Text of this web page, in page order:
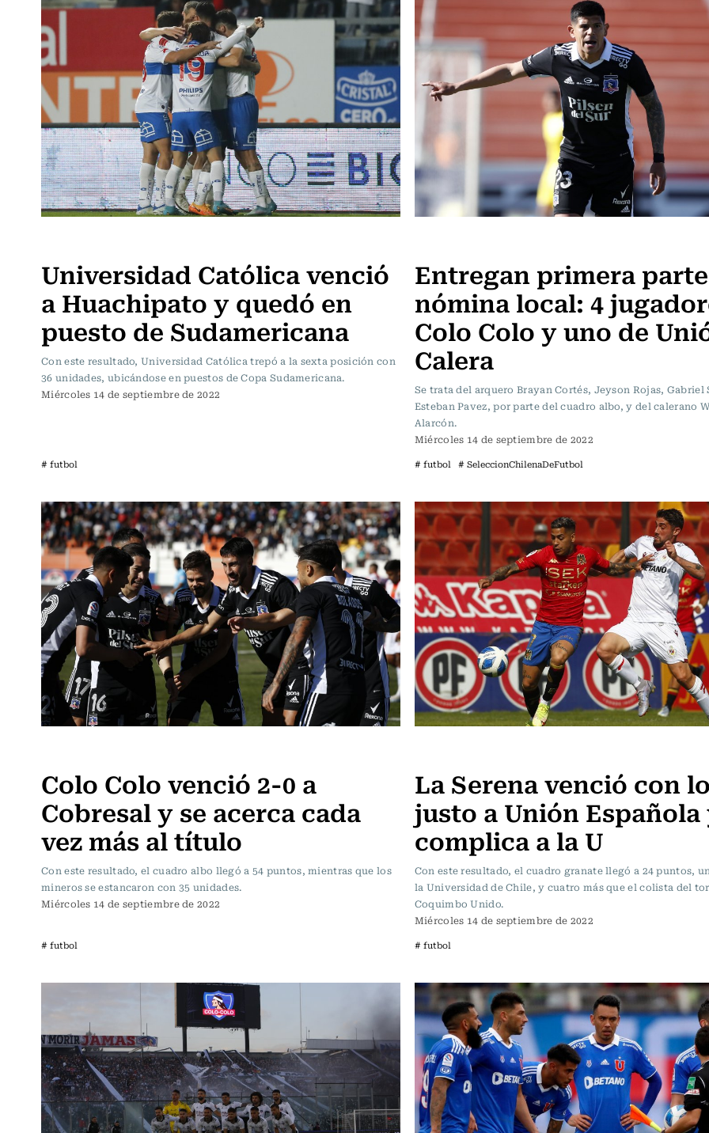
Universidad Católica venció
a Huachipato y quedó en
puesto de Sudamericana
Con este resultado, Universidad Católica trepó a la sexta posición con
36 unidades, ubicándose en puestos de Copa Sudamericana.
Miércoles 14 de septiembre de 2022
# futbol
Entregan primera
nómina local: 4
Colo Colo y uno de
Calera
Se trata del arquero Brayan Cortés, Jeyson Rojas, Gabriel
Esteban Pavez, por parte del cuadro albo, y del calerano
Alarcón.
Miércoles 14 de septiembre de 2022
# futbol # SeleccionChilenaDeFutbol
Colo Colo venció 2-0 a
Cobresal y se acerca cada
vez más al título
Con este resultado, el cuadro albo llegó a 54 puntos, mientras que los
mineros se estancaron con 35 unidades.
Miércoles 14 de septiembre de 2022
# futbol
La Serena venció con
justo a Unión Española
complica a la U
Con este resultado, el cuadro granate llegó a 24 puntos,
la Universidad de Chile, y cuatro más que el colista del
Coquimbo Unido.
Miércoles 14 de septiembre de 2022
# futbol